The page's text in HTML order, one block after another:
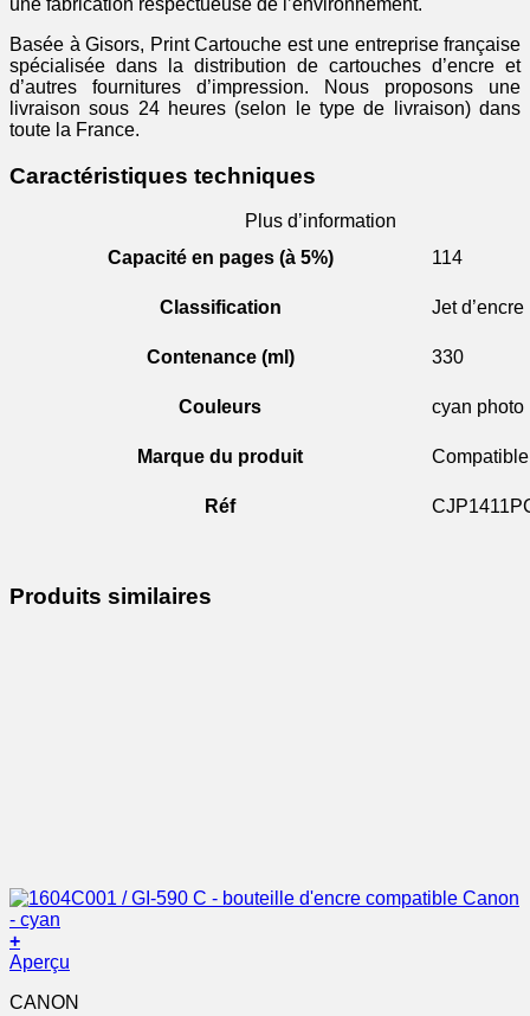
Basée à Gisors, Print Cartouche est une entreprise française
spécialisée dans la distribution de cartouches d’encre et
d’autres fournitures d’impression. Nous proposons une
livraison sous 24 heures (selon le type de livraison) dans
toute la France.
Caractéristiques techniques
Plus d’information
Capacité en pages (à 5%)
114
Classification Jet d’encre
Contenance (ml) 330
Couleurs cyan photo
Marque du produit Compatible
Réf
Produits similaires
+
Aperçu
CANON